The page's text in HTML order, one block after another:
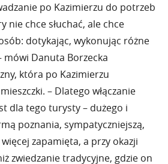
po Kazimierzu do potrzeb
nie chce słuchać, ale chce
dotykając, wykonując różne
mówi Danuta Borzecka
która po Kazimierzu
– Dlatego włączanie
dla tego turysty – dużego i
poznania, sympatyczniejszą,
zapamięta, a przy okazji
zwiedzanie tradycyjne, gdzie on